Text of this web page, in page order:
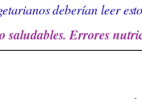
deberían leer
saludables. Errores